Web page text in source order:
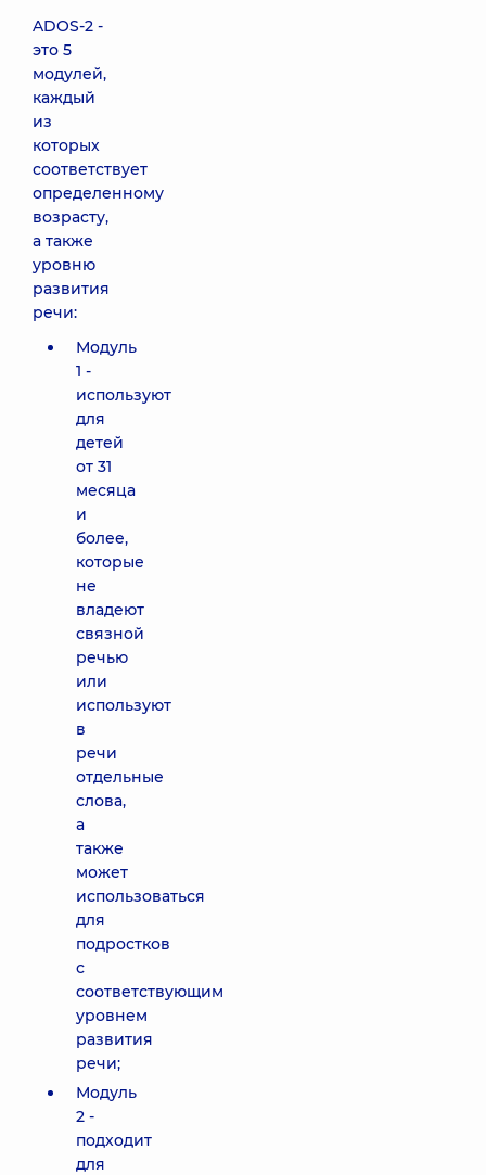
ADOS-2 -
это 5
модулей,
каждый
из
которых
соответствует
определенному
возрасту,
а также
уровню
развития
речи:
Модуль
1 -
используют
для
детей
от 31
месяца
и
более,
которые
не
владеют
связной
речью
или
используют
в
речи
отдельные
слова,
а
также
может
использоваться
для
подростков
с
соответствующим
уровнем
развития
речи;
Модуль
2 -
подходит
для